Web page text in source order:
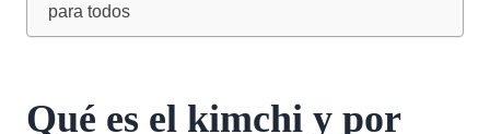
para todos
Qué es el kimchi y por